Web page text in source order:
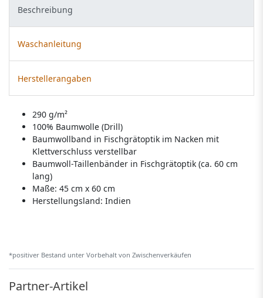
Beschreibung
Waschanleitung
Herstellerangaben
290 g/m²
100% Baumwolle (Drill)
Baumwollband in Fischgrätoptik im Nacken mit
Klettverschluss verstellbar
Baumwoll-Taillenbänder in Fischgrätoptik (ca. 60 cm
lang)
Maße: 45 cm x 60 cm
Herstellungsland: Indien
*positiver Bestand unter Vorbehalt von Zwischenverkäufen
Partner-Artikel